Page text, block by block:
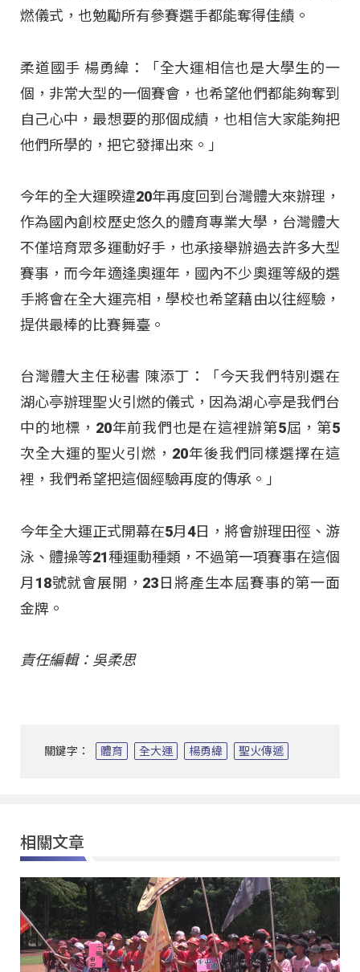
燃儀式，也勉勵所有參賽選手都能奪得佳績。
柔道國手 楊勇緯：「全大運相信也是大學生的一
個，非常大型的一個賽會，也希望他們都能夠奪到
自己心中，最想要的那個成績，也相信大家能夠把
他們所學的，把它發揮出來。」
今年的全大運睽違20年再度回到台灣體大來辦理，
作為國內創校歷史悠久的體育專業大學，台灣體大
不僅培育眾多運動好手，也承接舉辦過去許多大型
賽事，而今年適逢奧運年，國內不少奧運等級的選
手將會在全大運亮相，學校也希望藉由以往經驗，
提供最棒的比賽舞臺。
台灣體大主任秘書 陳添丁：「今天我們特別選在
湖心亭辦理聖火引燃的儀式，因為湖心亭是我們台
中的地標，20年前我們也是在這裡辦第5屆，第5
次全大運的聖火引燃，20年後我們同樣選擇在這
裡，我們希望把這個經驗再度的傳承。」
今年全大運正式開幕在5月4日，將會辦理田徑、游
泳、體操等21種運動種類，不過第一項賽事在這個
月18號就會展開，23日將產生本屆賽事的第一面
金牌。
責任編輯：吳柔思
關鍵字： 體育 全大運 楊勇緯 聖火傳遞
相關文章